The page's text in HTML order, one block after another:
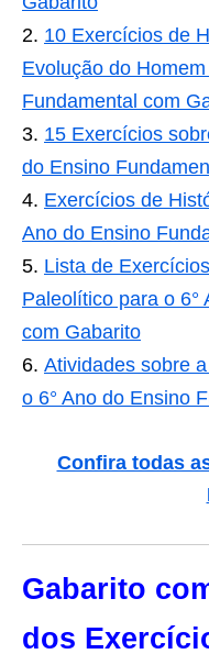
10 Exercícios de
Evolução do
Fundamental com
15 Exercícios
do Ensino
Exercícios de
Ano do Ensino
Lista de
Paleolítico para o 6°
com Gabarito
Atividades sobre
o 6° Ano do Ensino
Confira todas
Gabarito
dos